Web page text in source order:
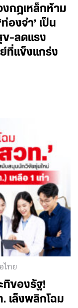
กฎเหล็กห้าม
องจำ’ เป็น
ข-ลดแรง
ที่แข็งแกร่ง
ไทย
ของรัฐ!
เล็งพลิกโฉม